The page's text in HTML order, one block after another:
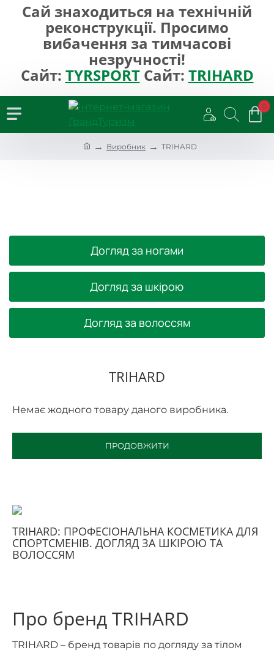
Сай знаходиться на технічній
реконструкції. Просимо
вибачення за тимчасові
незручності!
Сайт: TYRSPORTСайт: TRIHARD
0
Виробник TRIHARD
Догляд за ногами
Догляд за шкірою
Догляд за волоссям
TRIHARD
Немає жодного товару даного виробника.
ПРОДОВЖИТИ
TRIHARD: ПРОФЕСІОНАЛЬНА КОСМЕТИКА ДЛЯ
СПОРТСМЕНІВ. ДОГЛЯД ЗА ШКІРОЮ ТА
ВОЛОССЯМ
Про бренд TRIHARD
TRIHARD – бренд товарів по догляду за тілом